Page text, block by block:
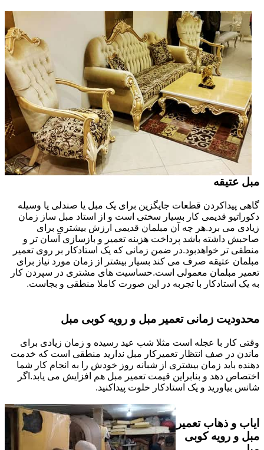
مبل عتیقه
گاهی پیداکردن قطعات جایگزین برای یک مبل یا صندلی یا وسیله
دکوراتیو قدیمی کار بسیار سختی است و از استاد مبل ساز زمان
زیادی می برد.هر چه آن مبلمان قدیمی ارزش بیشتری برای
صاحبش داشته باشد پرداخت هزینه تعمیر و بازسازی آسان تر و
منطقی تر خواهدبود.در ضمن زمانی که یک استادکار بر روی تعمیر
مبلمان عتیقه صرف می کند بسیار بیشتر از زمان مورد نیاز برای
تعمیر مبلمان معمولی است.حساسیت های مشتری در سپردن کار
به یک استادکار با تجربه در این صورت کاملا منطقی و بجاست.
محدودیت زمانی تعمیر مبل و رویه کوبی مبل
وقتی کار با عجله است مثلا شب عید رسیده و زمان زیادی برای
ماندن در صف انتظار تعمیرکار مبل ندارید منطقی است که خدمت
دهنده باید زمان بیشتری از شبانه روز خودش را به انجام کار شما
اختصاص دهد و بنابراین قیمت تعمیر مبل هم افزایش می یابد.اگر
شانس بیاورید و یک استادکار خلوت پیداکنید.
ایاب و ذهاب تعمیر
مبل و رویه کوبی